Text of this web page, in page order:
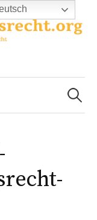
Suchen
nach: